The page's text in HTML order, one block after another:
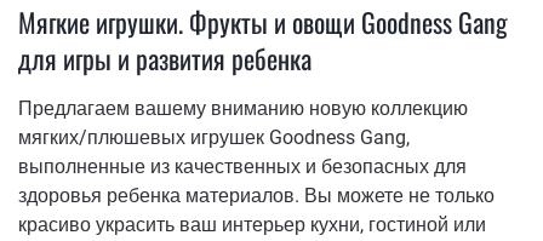
Мягкие игрушки. Фрукты и овощи Goodness Gang
для игры и развития ребенка
Предлагаем вашему вниманию новую коллекцию
мягких/плюшевых игрушек Goodness Gang,
выполненные из качественных и безопасных для
здоровья ребенка материалов. Вы можете не только
красиво украсить ваш интерьер кухни, гостиной или